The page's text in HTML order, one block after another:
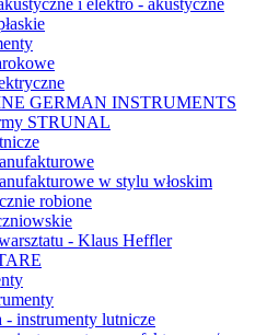
i elektro - akustyczne
GERMAN INSTRUMENTS
STRUNAL
w stylu włoskim
robione
- Klaus Heffler
- instrumenty lutnicze